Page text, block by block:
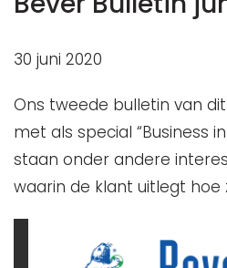
30 juni 2020
Ons tweede bulletin van
met als special “Business
staan onder andere
waarin de klant uitlegt hoe